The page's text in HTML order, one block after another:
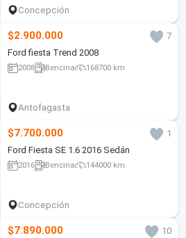
Concepción
$2.900.000
7
Ford fiesta Trend 2008
2008 Bencina 168700 km
Antofagasta
$7.700.000
1
Ford Fiesta SE 1.6 2016 Sedán
2016 Bencina 144000 km
Concepción
$7.890.000
10